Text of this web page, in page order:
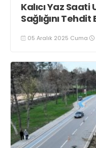
Kalıcı Yaz Saati
Sağlığını
05 Aralık 2025 Cuma